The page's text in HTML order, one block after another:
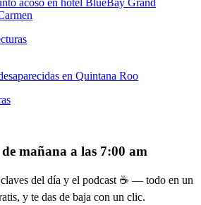
en Quintana Roo
mañana a las 7:00 am
del día y el podcast ☕ — todo en un
y te das de baja con un clic.